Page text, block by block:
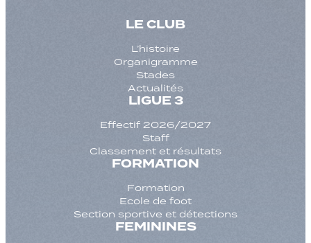
LE CLUB
L’histoire
Organigramme
Stades
Actualités
LIGUE 3
Effectif 2026/2027
Staff
Classement et résultats
FORMATION
Formation
Ecole de foot
Section sportive et détections
FEMININES